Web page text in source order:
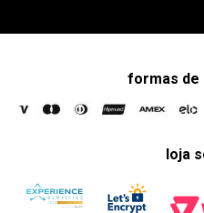
formas de
loja